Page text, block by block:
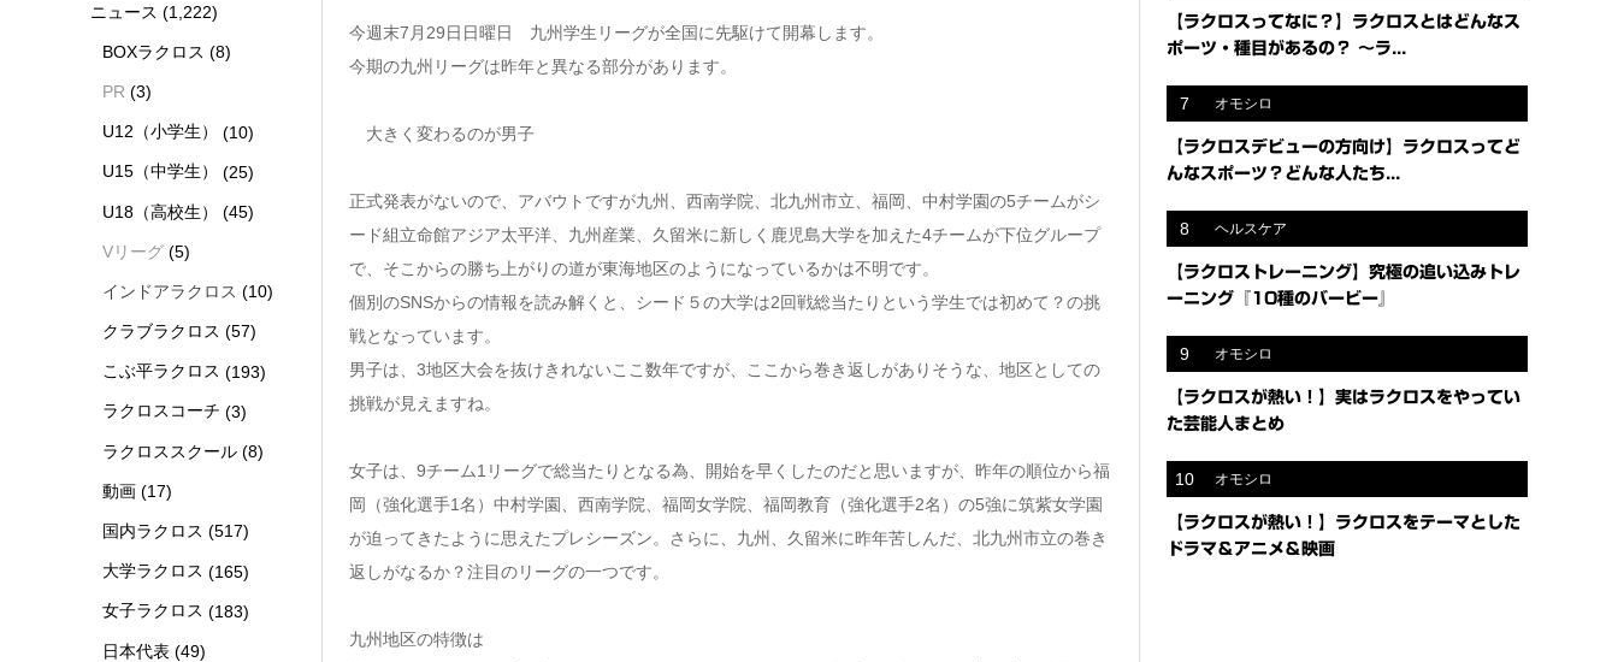
今週末7月29日日曜日 九州学生リーグが全国に先駆けて開幕します。
今期の九州リーグは昨年と異なる部分があります。
大きく変わるのが男子
正式発表がないので、アバウトですが九州、西南学院、北九州市立、福岡、中村学園の5チームがシ
ード組立命館アジア太平洋、九州産業、久留米に新しく鹿児島大学を加えた4チームが下位グループ
で、そこからの勝ち上がりの道が東海地区のようになっているかは不明です。
個別のSNSからの情報を読み解くと、シード５の大学は2回戦総当たりという学生では初めて？の挑
戦となっています。
男子は、3地区大会を抜けきれないここ数年ですが、ここから巻き返しがありそうな、地区としての
挑戦が見えますね。
女子は、9チーム1リーグで総当たりとなる為、開始を早くしたのだと思いますが、昨年の順位から福
岡（強化選手1名）中村学園、西南学院、福岡女学院、福岡教育（強化選手2名）の5強に筑紫女学園
が迫ってきたように思えたプレシーズン。さらに、九州、久留米に昨年苦しんだ、北九州市立の巻き
返しがなるか？注目のリーグの一つです。
九州地区の特徴は
【ラクロスってなに？】ラクロスとはどんなス
ポーツ・種目があるの？ 〜ラ...
7 オモシロ
【ラクロスデビューの方向け】ラクロスってど
んなスポーツ？どんな人たち...
8 ヘルスケア
【ラクロストレーニング】究極の追い込みトレ
ーニング『10種のバービー』
9 オモシロ
【ラクロスが熱い！】実はラクロスをやってい
た芸能人まとめ
10 オモシロ
【ラクロスが熱い！】ラクロスをテーマとした
ドラマ＆アニメ＆映画
ニュース (1,222)
BOXラクロス (8)
PR (3)
U12（小学生） (10)
U15（中学生） (25)
U18（高校生） (45)
Vリーグ (5)
インドアラクロス (10)
クラブラクロス (57)
こぶ平ラクロス (193)
ラクロスコーチ (3)
ラクロススクール (8)
動画 (17)
国内ラクロス (517)
大学ラクロス (165)
女子ラクロス (183)
日本代表 (49)